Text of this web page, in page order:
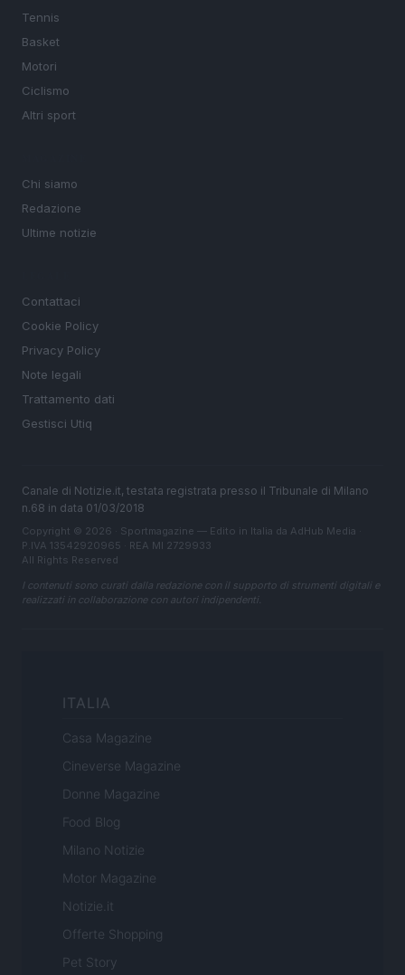
Tennis
Basket
Motori
Ciclismo
Altri sport
Chi siamo
Redazione
Ultime notizie
Contattaci
Cookie Policy
Privacy Policy
Note legali
Trattamento dati
Gestisci Utiq
Canale di Notizie.it, testata registrata presso il Tribunale di Milano
n.68 in data 01/03/2018
Copyright © 2026 · Sportmagazine — Edito in Italia da AdHub Media
P.IVA 13542920965 · REA MI 2729933
All Rights Reserved
I contenuti sono curati dalla redazione con il supporto di strumenti digitali e
realizzati in collaborazione con autori indipendenti.
ITALIA
Casa Magazine
Cineverse Magazine
Donne Magazine
Food Blog
Milano Notizie
Motor Magazine
Notizie.it
Offerte Shopping
Pet Story